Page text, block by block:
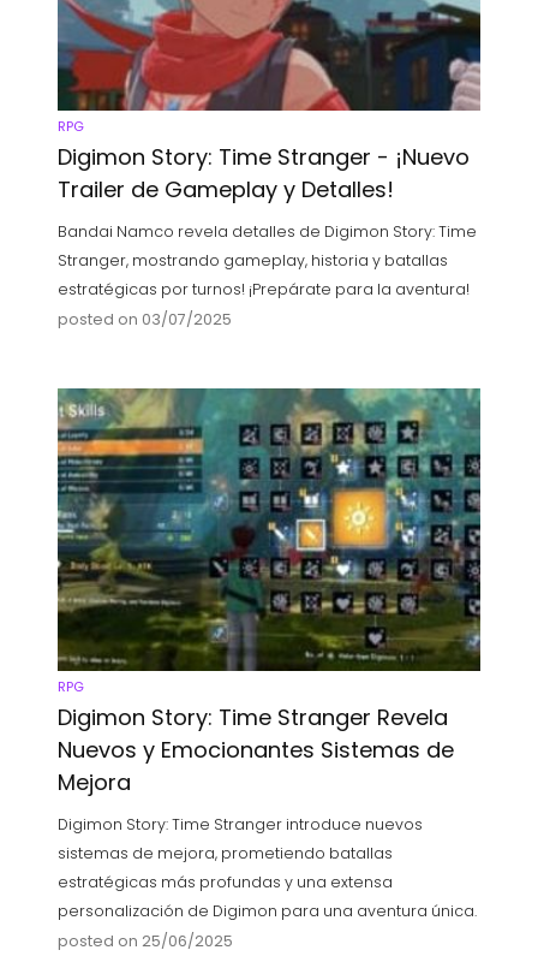
RPG
Digimon Story: Time Stranger - ¡Nuevo
Trailer de Gameplay y Detalles!
Bandai Namco revela detalles de Digimon Story: Time
Stranger, mostrando gameplay, historia y batallas
estratégicas por turnos! ¡Prepárate para la aventura!
posted on 03/07/2025
RPG
Digimon Story: Time Stranger Revela
Nuevos y Emocionantes Sistemas de
Mejora
Digimon Story: Time Stranger introduce nuevos
sistemas de mejora, prometiendo batallas
estratégicas más profundas y una extensa
personalización de Digimon para una aventura única.
posted on 25/06/2025